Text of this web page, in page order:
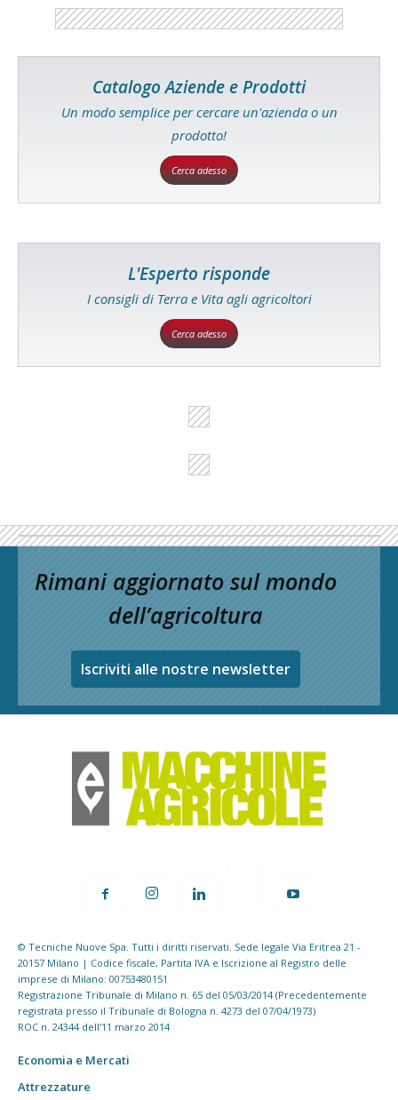
Catalogo Aziende e Prodotti
Un modo semplice per cercare un'azienda o un
prodotto!
Cerca adesso
L'Esperto risponde
I consigli di Terra e Vita agli agricoltori
Cerca adesso
Rimani aggiornato sul mondo
dell’agricoltura
Iscriviti alle nostre newsletter
© Tecniche Nuove Spa. Tutti i diritti riservati. Sede legale Via Eritrea 21 -
20157 Milano | Codice fiscale, Partita IVA e Iscrizione al Registro delle
imprese di Milano: 00753480151
Registrazione Tribunale di Milano n. 65 del 05/03/2014 (Precedentemente
registrata presso il Tribunale di Bologna n. 4273 del 07/04/1973)
ROC n. 24344 dell'11 marzo 2014
Economia e Mercati
Attrezzature